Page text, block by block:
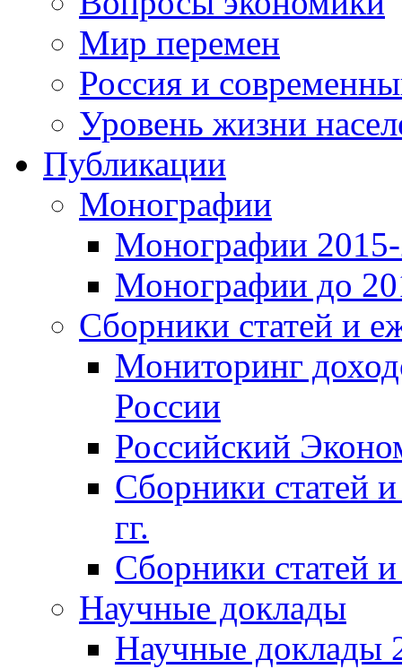
Мир перемен
Россия и
Уровень жизни
Публикации
Монографии
Монографии 2015-
Монографии до
Сборники статей и
Мониторинг
России
Российский
Сборники статей
гг.
Сборники статей
Научные доклады
Научные доклады